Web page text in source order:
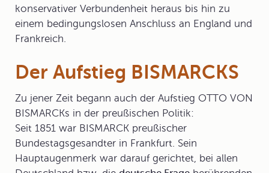
konservativer Verbundenheit heraus bis hin zu
einem bedingungslosen Anschluss an England und
Frankreich.
Der Aufstieg BISMARCKS
Zu jener Zeit begann auch der Aufstieg OTTO VON
BISMARCKs in der preußischen Politik:
Seit 1851 war BISMARCK preußischer
Bundestagsgesandter in Frankfurt. Sein
Hauptaugenmerk war darauf gerichtet, bei allen